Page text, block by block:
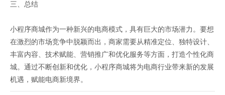
三、总结
小程序商城作为一种新兴的电商模式，具有巨大的市场潜力。要想
在激烈的市场竞争中脱颖而出，商家需要从精准定位、独特设计、
丰富内容、技术赋能、营销推广和优化服务等方面，打造个性化商
城。通过不断创新和优化，小程序商城将为电商行业带来新的发展
机遇，赋能电商新境界。